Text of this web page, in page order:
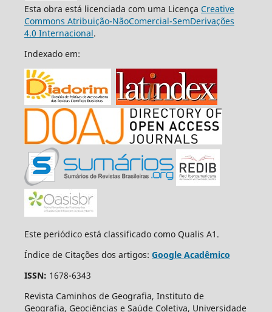
Esta obra está licenciada com uma Licença Creative
Commons Atribuição-NãoComercial-SemDerivações
4.0 Internacional.
Indexado em:
Este periódico está classificado como Qualis A1.
Índice de Citações dos artigos: Google Acadêmico
ISSN: 1678-6343
Revista Caminhos de Geografia, Instituto de
Geografia, Geociências e Saúde Coletiva, Universidade